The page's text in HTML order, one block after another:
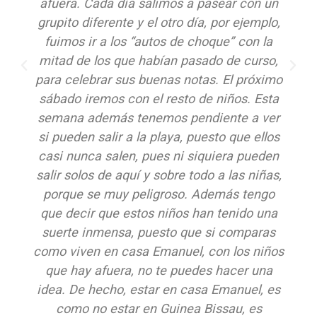
afuera. Cada día salimos a pasear con un
grupito diferente y el otro día, por ejemplo,
fuimos ir a los “autos de choque” con la
mitad de los que habían pasado de curso,
para celebrar sus buenas notas. El próximo
sábado iremos con el resto de niños. Esta
semana además tenemos pendiente a ver
si pueden salir a la playa, puesto que ellos
casi nunca salen, pues ni siquiera pueden
salir solos de aquí y sobre todo a las niñas,
porque se muy peligroso. Además tengo
que decir que estos niños han tenido una
suerte inmensa, puesto que si comparas
como viven en casa Emanuel, con los niños
que hay afuera, no te puedes hacer una
idea. De hecho, estar en casa Emanuel, es
como no estar en Guinea Bissau, es